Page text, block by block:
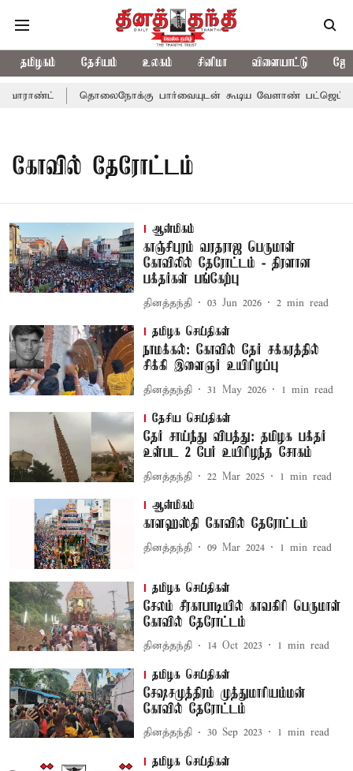
தமிழகம் தேசியம் உலகம் சினிமா விளையாட்டு
தொலைநோக்கு பார்வையுடன் கூடிய வேளாண் பட்ஜெட்:
கோவில் தேரோட்டம்
ஆன்மிகம்
காஞ்சிபுரம் வரதராஜ பெருமாள்
கோவிலில் தேரோட்டம் - திரளான
பக்தர்கள் பங்கேற்பு
தினத்தந்தி 03 Jun 2026 2 min read
தமிழக செய்திகள்
நாமக்கல்: கோவில் தேர் சக்கரத்தில்
சிக்கி இளைஞர் உயிரிழப்பு
தினத்தந்தி 31 May 2026 1 min read
தேசிய செய்திகள்
தேர் சாய்ந்து விபத்து: தமிழக பக்தர்
உள்பட 2 பேர் உயிரிழந்த சோகம்
தினத்தந்தி 22 Mar 2025 1 min read
ஆன்மிகம்
காளஹஸ்தி கோவில் தேரோட்டம்
தினத்தந்தி 09 Mar 2024 1 min read
தமிழக செய்திகள்
சேலம் சீரகாபாடியில் காவகிரி பெருமாள்
கோவில் தேரோட்டம்
தினத்தந்தி 14 Oct 2023 1 min read
தமிழக செய்திகள்
சேஷசமுத்திரம் முத்துமாரியம்மன்
கோவில் தேரோட்டம்
தினத்தந்தி 30 Sep 2023 1 min read
தமிழக செய்திகள்